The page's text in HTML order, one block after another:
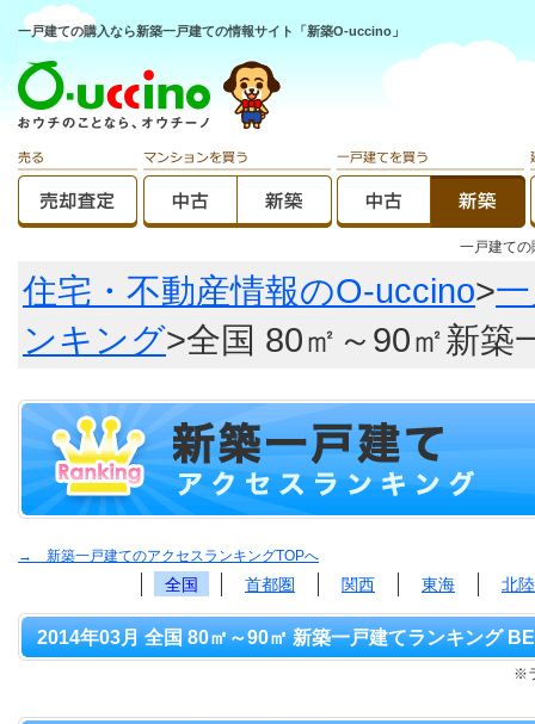
一戸建ての購入なら新築一戸建ての情報サイト「新築O-uccino」
一戸建て
住宅・不動産情報のO-uccino>
ンキング>全国 80㎡～90㎡新築
→ 新築一戸建てのアクセスランキングTOPへ
全国 首都圏 関西 東海 北
2014年03月 全国 80㎡～90㎡ 新築一戸建てランキング
※